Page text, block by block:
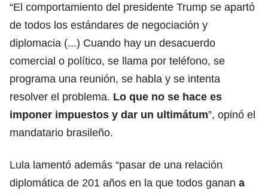
“El comportamiento del presidente Trump se apartó
de todos los estándares de negociación y
diplomacia (...) Cuando hay un desacuerdo
comercial o político, se llama por teléfono, se
programa una reunión, se habla y se intenta
resolver el problema. Lo que no se hace es
imponer impuestos y dar un ultimátum”, opinó el
mandatario brasileño.
Lula lamentó además “pasar de una relación
diplomática de 201 años en la que todos ganan a